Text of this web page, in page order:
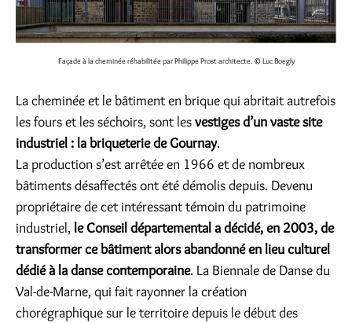
Façade à la cheminée réhabilitée par Philippe Prost architecte. © Luc Boegly
La cheminée et le bâtiment en brique qui abritait autrefois
les fours et les séchoirs, sont lesvestiges d’un vaste site
industriel : la briqueterie de Gournay.
La production s’est arrêtée en 1966 et de nombreux
bâtiments désaffectés ont été démolis depuis. Devenu
propriétaire de cet intéressant témoin du patrimoine
industriel, le Conseil départemental a décidé, en 2003, de
transformer ce bâtiment alors abandonné en lieu culturel
dédié à la danse contemporaine. La Biennale de Danse du
Val-de-Marne, qui fait rayonner la création
chorégraphique sur le territoire depuis le début des